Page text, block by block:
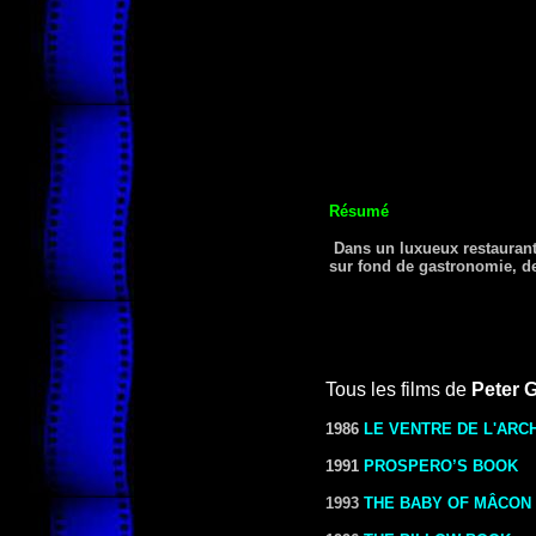
Résumé
Dans un luxueux
sur fond de gastronomie,
Tous les films de Peter
1986 LE VENTRE DE
1991 PROSPERO’S BOOK
1993 THE BABY OF MÂCON